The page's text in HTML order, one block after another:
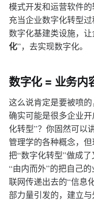
模式开发和运营软件
充当企业数字化转型
数字化基建类设施，
化”，去实现数字化。
数字化 = 业务内
这么说肯定是要被喷
确实可能是很多企业
化转型”？你固然可以
管理学的各种概念，
把“数字化转型”做成
“由内而外”的把自己
联网传递出去的“信息
部力量引发的，建立